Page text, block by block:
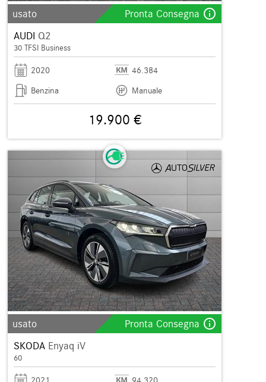
usato Pronta Consegna info_outline
AUDI Q2
30 TFSI Business
2020
46.384
Benzina
Manuale
19.900 €
usato Pronta Consegna info_outline
SKODA Enyaq iV
60